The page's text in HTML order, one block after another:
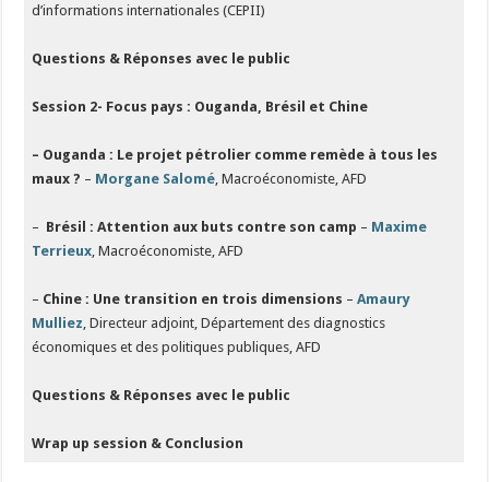
d’informations internationales (CEPII)
Questions & Réponses avec le public
Session 2- Focus pays : Ouganda, Brésil et Chine
– Ouganda : Le projet pétrolier comme remède à tous les
maux ? – Morgane Salomé , Macroéconomiste, AFD
– Brésil : Attention aux buts contre son camp – Maxime
Terrieux , Macroéconomiste, AFD
– Chine : Une transition en trois dimensions –Amaury
Mulliez , Directeur adjoint, Département des diagnostics
économiques et des politiques publiques, AFD
Questions & Réponses avec le public
Wrap up session & Conclusion